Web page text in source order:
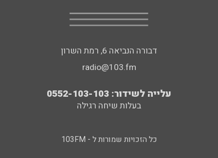
דבורה הנביאה 6, רמת השרון
radio@103.fm
עלייה לשידור: 0552-103-103
בעלות שיחה רגילה
כל הזכויות שמורות ל - 103FM